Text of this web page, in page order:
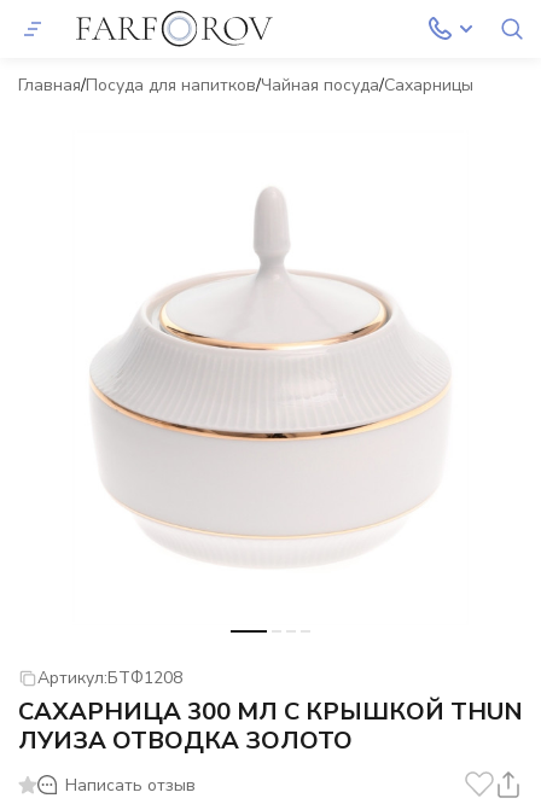
Главная Посуда для напитков Чайная посуда Сахарницы
Артикул:БТФ1208
САХАРНИЦА 300 МЛ С КРЫШКОЙ THUN
ЛУИЗА ОТВОДКА ЗОЛОТО
Написать отзыв